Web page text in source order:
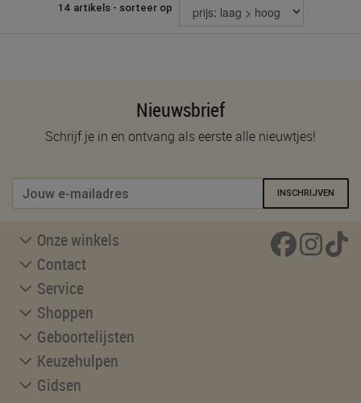
14 artikels - sorteer op
Nieuwsbrief
Schrijf je in en ontvang als eerste alle nieuwtjes!
INSCHRIJVEN
Onze winkels
Contact
Service
Shoppen
Geboortelijsten
Keuzehulpen
Gidsen